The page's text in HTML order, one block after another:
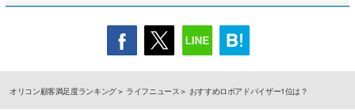
オリコン顧客満足度ランキング ライフニュース おすすめロボアドバイザー1位は？